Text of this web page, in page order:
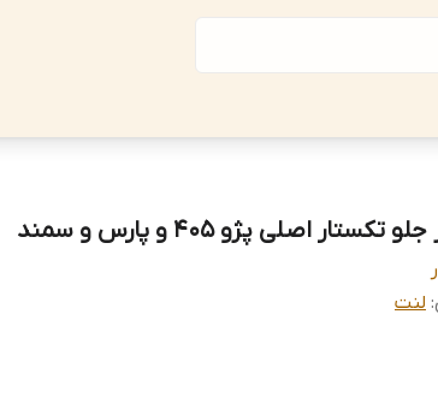
اصلی پژو 405 و پارس و سمند
: لنت